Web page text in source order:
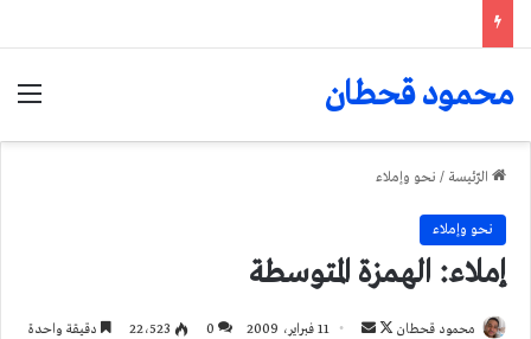
محمود قحطان
الرّئيسة / نحو وإملاء
نحو وإملاء
إملاء: الهمزة المتوسطة
محمود قحطان
تابعأرسل
11 فبراير، 2009 0 22٬523 دقيقة واحدة